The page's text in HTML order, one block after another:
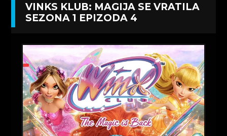
Back) Sinhronizovano na Srpski »
Epizoda 4
VINKS KLUB: MAGIJA SE VRATILA
SEZONA 1 EPIZODA 4